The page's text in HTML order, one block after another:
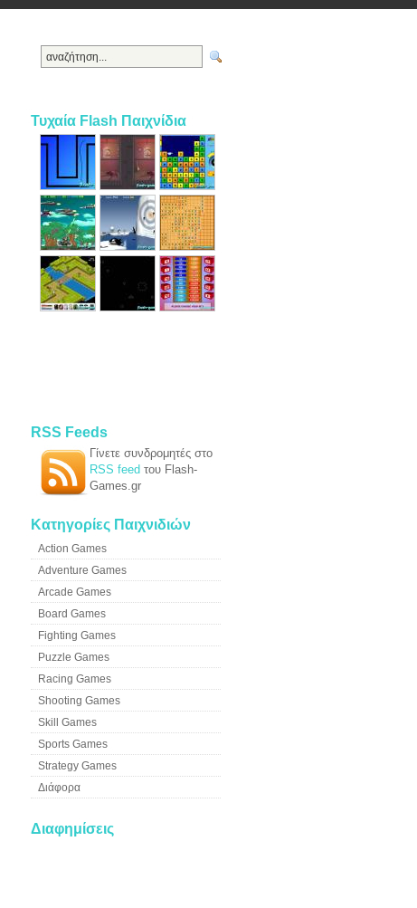
Τυχαία Flash Παιχνίδια
RSS Feeds
Γίνετε συνδρομητές στο
RSS feed του Flash-
Games.gr
Κατηγορίες Παιχνιδιών
Action Games
Adventure Games
Arcade Games
Board Games
Fighting Games
Puzzle Games
Racing Games
Shooting Games
Skill Games
Sports Games
Strategy Games
Διάφορα
Διαφημίσεις